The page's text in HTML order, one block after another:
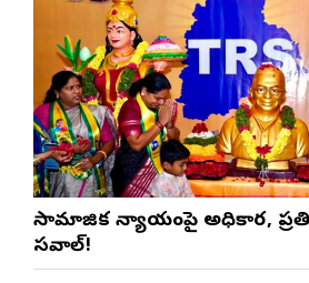
సామాజిక న్యాయంపై అధికార,
సవాల్!